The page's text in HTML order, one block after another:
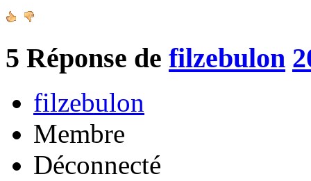
5 Réponse de filzebulon
filzebulon
Membre
Déconnecté